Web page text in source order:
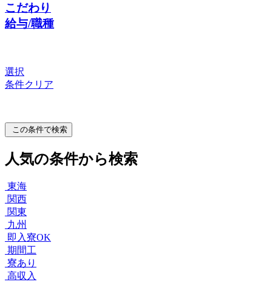
こだわり
給与/職種
選択
条件クリア
この条件で検索
人気の条件から検索
東海
関西
関東
九州
即入寮OK
期間工
寮あり
高収入